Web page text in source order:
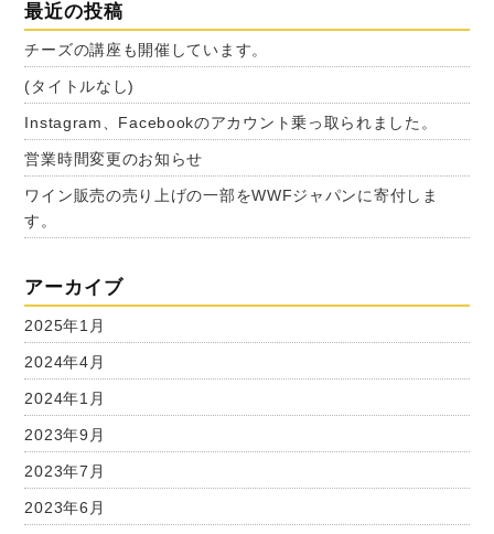
最近の投稿
チーズの講座も開催しています。
(タイトルなし)
Instagram、Facebookのアカウント乗っ取られました。
営業時間変更のお知らせ
ワイン販売の売り上げの一部をWWFジャパンに寄付しま
す。
アーカイブ
2025年1月
2024年4月
2024年1月
2023年9月
2023年7月
2023年6月